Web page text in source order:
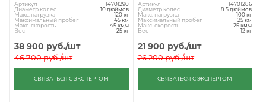
Артикул 14701290
Диаметр колес 10 дюймов
Макс. нагрузка 120 кг
Максимальный пробег 45 км
Макс. скорость 45 км/ч
Вес 25 кг
38 900 руб./шт
46 700руб./шт
СВЯЗАТЬСЯ С ЭКСПЕРТОМ
Артикул 14701286
Диаметр колес 8.5 дюймов
Макс. нагрузка 100 кг
Максимальный пробег 25 км
Макс. скорость 25 км/ч
Вес 12 кг
21 900 руб./шт
26 200руб./шт
СВЯЗАТЬСЯ С ЭКСПЕРТОМ